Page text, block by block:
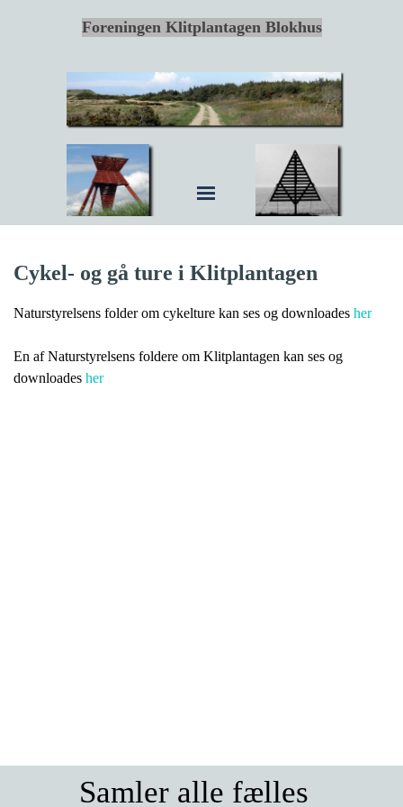
Foreningen Klitplantagen Blokhus
Cykel- og gå ture i Klitplantagen
Naturstyrelsens folder om cykelture kan ses og downloades her
En af Naturstyrelsens foldere om Klitplantagen kan ses og
downloades her
Samler alle fælles